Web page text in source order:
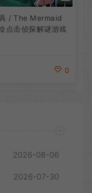
/ The Mermaid
点击侦探解谜游戏
0
2026-08-06
2026-07-30